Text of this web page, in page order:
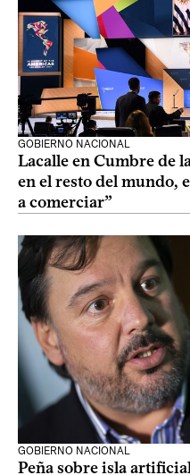
GOBIERNO NACIONAL
Lacalle en Cumbre de
en el resto del mundo,
a comerciar”
GOBIERNO NACIONAL
Peña sobre isla